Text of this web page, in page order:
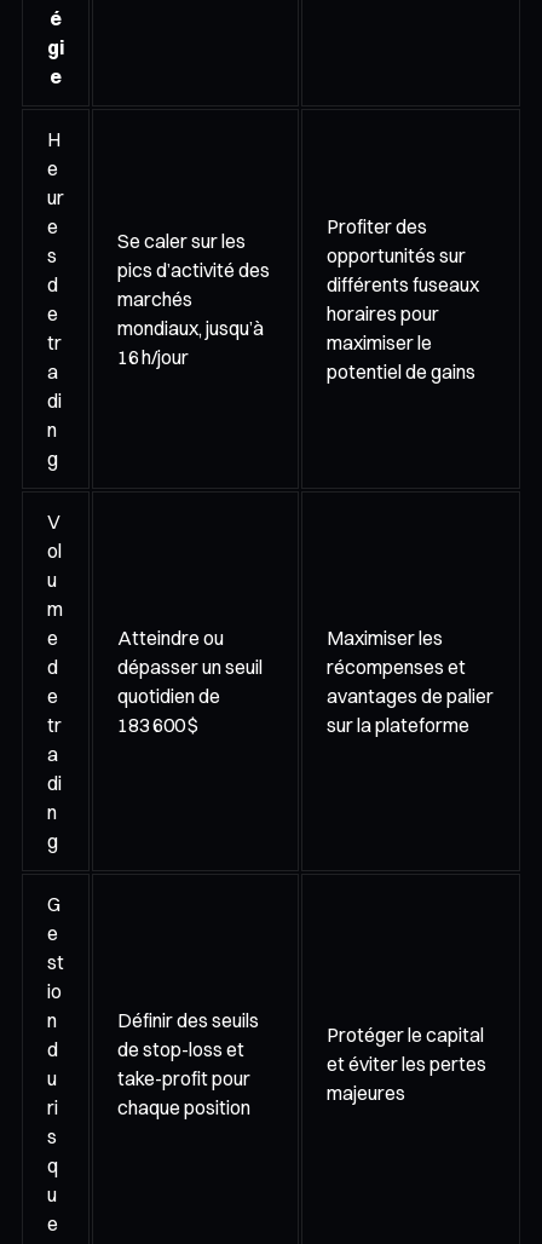
é
gi
e
H
e
ur
e
s
d
e
tr
a
di
n
g
Se caler sur les
pics d’activité des
marchés
mondiaux, jusqu’à
16 h/jour
Profiter des
opportunités sur
différents fuseaux
horaires pour
maximiser le
potentiel de gains
V
ol
u
m
e
d
e
tr
a
di
n
g
Atteindre ou
dépasser un seuil
quotidien de
183 600 $
Maximiser les
récompenses et
avantages de palier
sur la plateforme
G
e
st
io
n
d
u
ri
s
q
u
e
Définir des seuils
de stop-loss et
take-profit pour
chaque position
Protéger le capital
et éviter les pertes
majeures